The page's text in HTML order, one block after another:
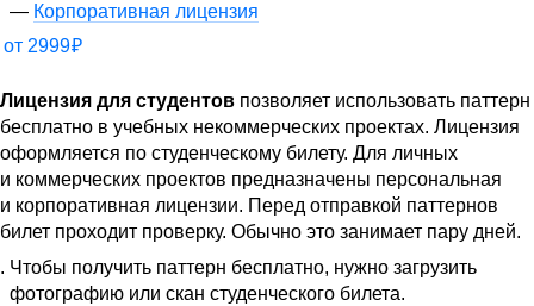
Корпоративная лицензия
от 2999₽
Лицензия для студентов позволяет использовать паттерн
бесплатно в учебных некоммерческих проектах. Лицензия
оформляется по студенческому билету. Для личных
и коммерческих проектов предназначены персональная
и корпоративная лицензии. Перед отправкой паттернов
билет проходит проверку. Обычно это занимает пару дней.
Чтобы получить паттерн бесплатно, нужно загрузить
фотографию или скан студенческого билета.